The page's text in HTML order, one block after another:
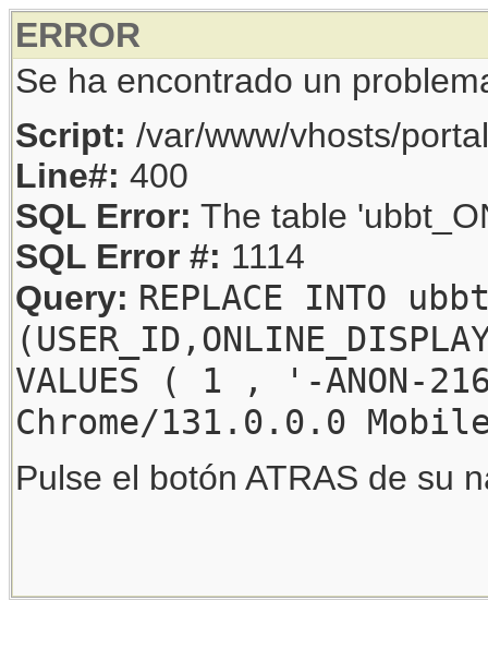
ERROR
Se ha encontrado un
Script: /var/www/vhosts/
Line#: 400
SQL Error: The table
SQL Error #: 1114
Query: REPLACE INTO
VALUES ( 1 , '-
Chrome/131.0.0.0
Pulse el botón ATRAS de su